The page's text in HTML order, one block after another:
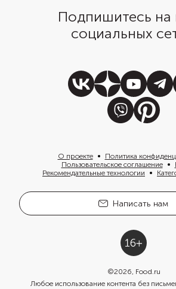
Подпишитесь на
социальных
О проекте
Политика
Пользовательское соглашение
Рекомендательные технологии
Написать нам
©2026, Food.ru
Любое использование контента без